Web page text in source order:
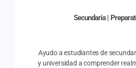
Secundaria |
Ayudo a estudiantes de
y universidad a comprender